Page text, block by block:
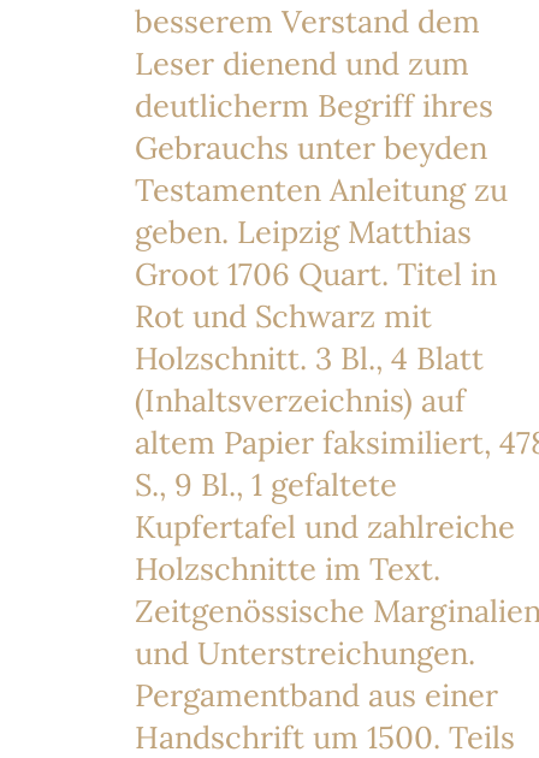
besserem Verstand dem
Leser dienend und zum
deutlicherm Begriff ihres
Gebrauchs unter beyden
Testamenten Anleitung zu
geben. Leipzig Matthias
Groot 1706 Quart. Titel in
Rot und Schwarz mit
Holzschnitt. 3 Bl., 4 Blatt
(Inhaltsverzeichnis) auf
altem Papier faksimiliert,
S., 9 Bl., 1 gefaltete
Kupfertafel und zahlreiche
Holzschnitte im Text.
Zeitgenössische
und Unterstreichungen.
Pergamentband aus einer
Handschrift um 1500. Teils